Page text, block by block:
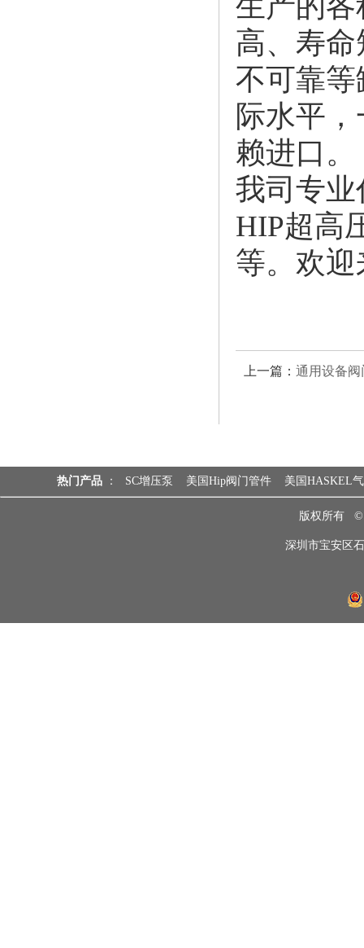
高、寿
不可靠
际水平
赖进口。
我司专
HIP超高
等。欢
上一篇： 通用设备阀
热门产品 ： SC增压泵 美国Hip阀门管件 美国HASKEL
版权所有
深圳市宝安区